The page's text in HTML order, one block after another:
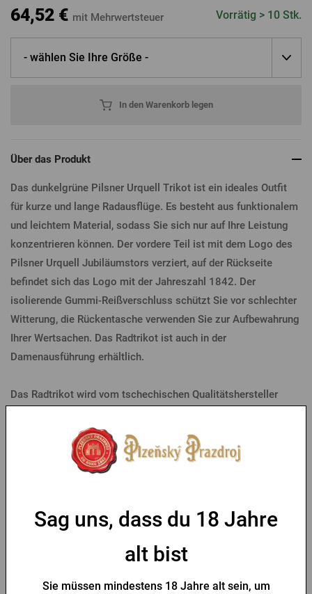
64,52 € mit Mehrwertsteuer Vorrätig > 10 Stk.
- wählen Sie Ihre Größe -
In den Warenkorb legen
Über das Produkt
Das dunkelgrüne Pilsner Urquell Trikot ist ein ideales Outfit
für kurze und lange Radausflüge. Es besteht aus funktionalem
und leichtem Material, sodass Sie sich nur auf Ihre Leistung
konzentrieren können. Der vordere Teil ist mit dem Logo des
Pilsner Urquell Jubiläumstors verziert, auf der Rückseite
befindet sich das Logo mit der Jahreszahl 1842. Der
isolierende Gummi-Reißverschluss schützt Sie vor schlechter
Witterung, die Rückentasche verwenden Sie zur Aufbewahrung
Ihrer Wertsachen. Das Radtrikot ist auch in der
Damenausführung erhältlich.
Das Radtrikot wird vom tschechischen Qualitätshersteller
Das könnte Sie interessieren
Sag uns, dass du 18 Jahre
alt bist
Sie müssen mindestens 18 Jahre alt sein, um